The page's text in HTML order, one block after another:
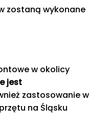
zostaną wykonane
w okolicy
jest
zastosowanie w
na Śląsku